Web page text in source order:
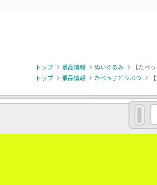
トップ 景品情報 ぬいぐるみ
【たべ
トップ
景品情報 たべっ子どうぶつ